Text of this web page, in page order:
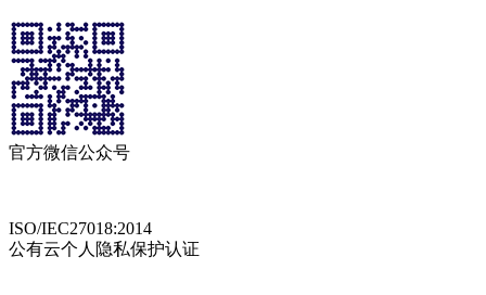
官方微信公众号
ISO/IEC27018:2014
公有云个人隐私保护认证